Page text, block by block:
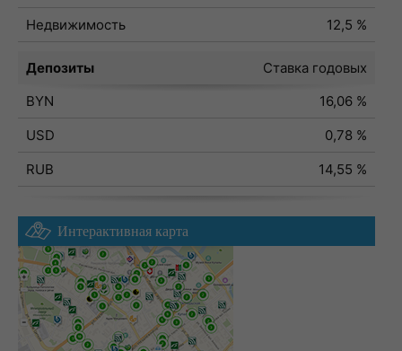
Недвижимость
12,5 %
Депозиты
Ставка годовых
BYN
16,06 %
USD
0,78 %
RUB
14,55 %
Интерактивная карта